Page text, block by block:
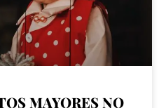
MAYORES NO